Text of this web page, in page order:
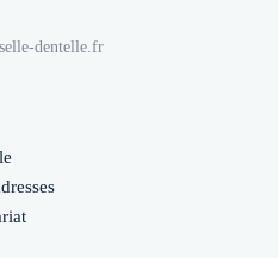
dentelle.fr